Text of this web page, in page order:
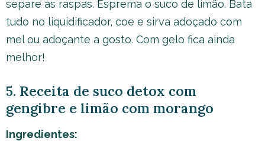
separe as raspas. Esprema o suco de limão. Bata
tudo no liquidificador, coe e sirva adoçado com
mel ou adoçante a gosto. Com gelo fica ainda
melhor!
5. Receita de suco detox com
gengibre e limão com morango
Ingredientes: